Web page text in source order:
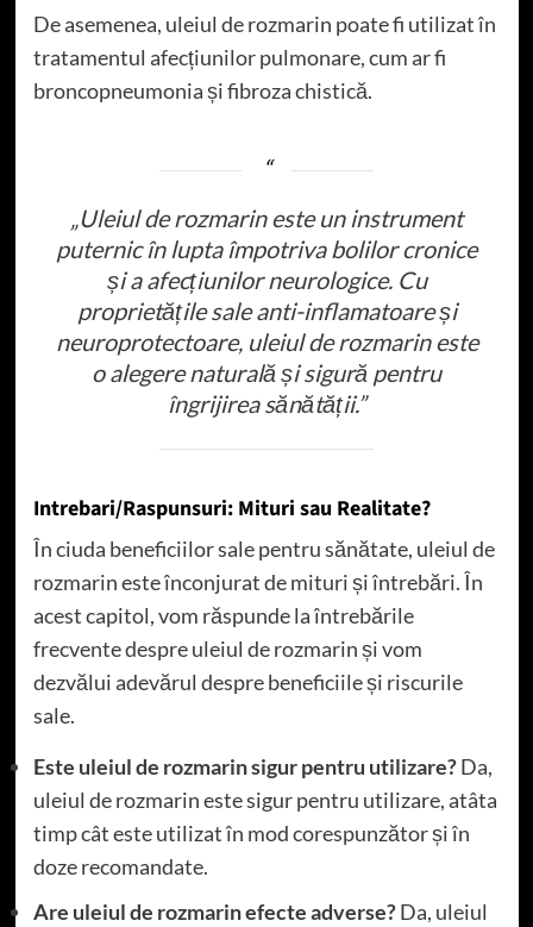
De asemenea, uleiul de rozmarin poate fi utilizat în
tratamentul afecțiunilor pulmonare, cum ar fi
broncopneumonia și fibroza chistică.
„Uleiul de rozmarin este un instrument
puternic în lupta împotriva bolilor cronice
și a afecțiunilor neurologice. Cu
proprietățile sale anti-inflamatoare și
neuroprotectoare, uleiul de rozmarin este
o alegere naturală și sigură pentru
îngrijirea sănătății.”
Intrebari/Raspunsuri: Mituri sau Realitate?
În ciuda beneficiilor sale pentru sănătate, uleiul de
rozmarin este înconjurat de mituri și întrebări. În
acest capitol, vom răspunde la întrebările
frecvente despre uleiul de rozmarin și vom
dezvălui adevărul despre beneficiile și riscurile
sale.
Este uleiul de rozmarin sigur pentru utilizare?Da,
uleiul de rozmarin este sigur pentru utilizare, atâta
timp cât este utilizat în mod corespunzător și în
doze recomandate.
Are uleiul de rozmarin efecte adverse?Da, uleiul